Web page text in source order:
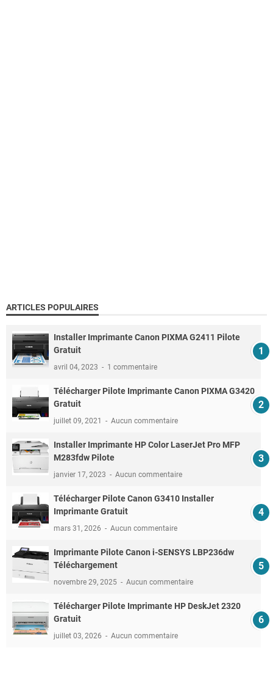
ARTICLES POPULAIRES
Installer Imprimante Canon PIXMA G2411 Pilote
Gratuit
avril 04, 2023 1 commentaire
Télécharger Pilote Imprimante Canon PIXMA G3420
Gratuit
juillet 09, 2021 Aucun commentaire
Installer Imprimante HP Color LaserJet Pro MFP
M283fdw Pilote
janvier 17, 2023 Aucun commentaire
Télécharger Pilote Canon G3410 Installer
Imprimante Gratuit
mars 31, 2026 Aucun commentaire
Imprimante Pilote Canon i-SENSYS LBP236dw
Téléchargement
novembre 29, 2025 Aucun commentaire
Télécharger Pilote Imprimante HP DeskJet 2320
Gratuit
juillet 03, 2026 Aucun commentaire